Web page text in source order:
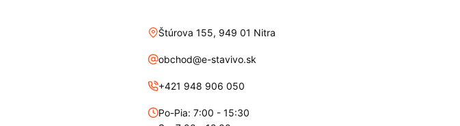
Štúrova 155, 949 01 Nitra
obchod@e-stavivo.sk
+421 948 906 050
Po-Pia: 7:00 - 15:30